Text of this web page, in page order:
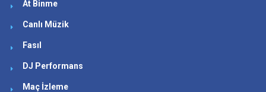
At Binme
Canlı Müzik
Fasıl
DJ Performans
Maç İzleme